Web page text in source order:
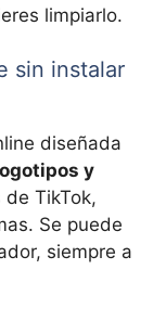
limpiarlo.
sin instalar
diseñada
y
TikTok,
Se puede
siempre a